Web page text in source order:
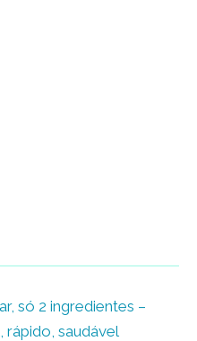
só 2 ingredientes –
rápido, saudável